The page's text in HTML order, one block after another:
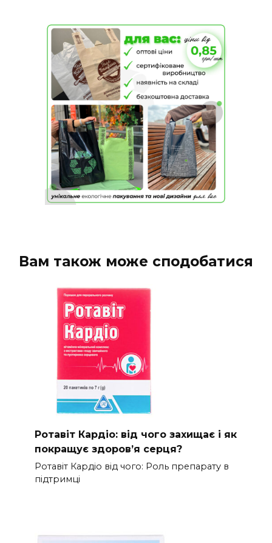
Вам також може сподобатися
Ротавіт Кардіо: від чого захищає і як
покращує здоров’я серця?
Ротавіт Кардіо від чого: Роль препарату в
підтримці